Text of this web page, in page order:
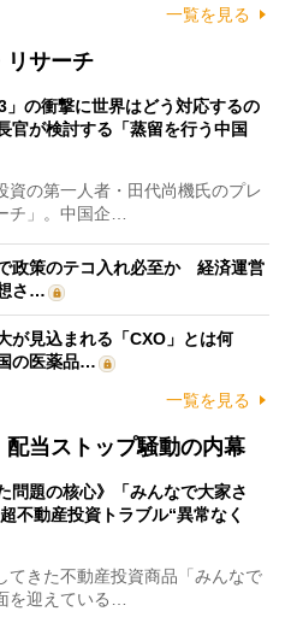
一覧を見る
リサーチ
の衝撃に世界はどう対応するの
が検討する「蒸留を行う中国
の第一人者・田代尚機氏のプレ
チ」。中国企…
政策のテコ入れ必至か 経済運営
さ…
が見込まれる「CXO」とは何
の医薬品…
一覧を見る
配当ストップ騒動の内幕
問題の核心》「みんなで大家さ
不動産投資トラブル“異常なく
きた不動産投資商品「みんなで
を迎えている…